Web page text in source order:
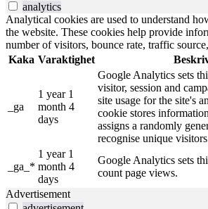
analytics
Analytical cookies are used to understand
the website. These cookies help provide
number of visitors, bounce rate, traffic
Kaka Varaktighet
_ga
1 year 1
month 4
days
Google Analytics sets
visitor, session and
site usage for the site's
cookie stores
assigns a randomly
recognise unique
_ga_*
1 year 1
month 4
days
Google Analytics sets
count page views.
Advertisement